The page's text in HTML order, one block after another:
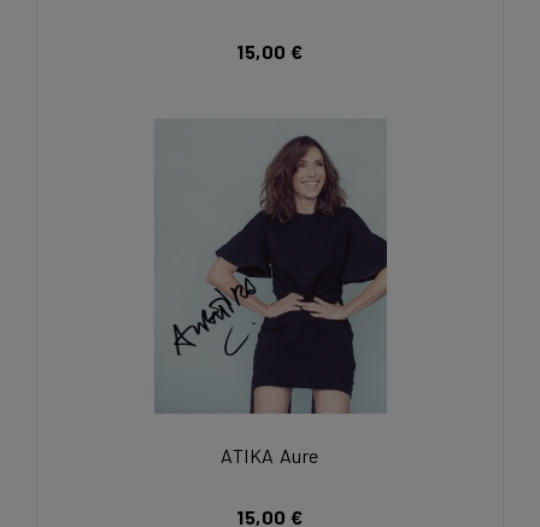
15,00 €
ATIKA Aure
15,00 €